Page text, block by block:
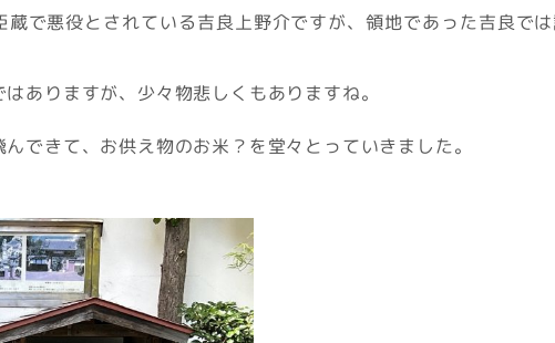
で悪役とされている吉良上野介ですが、領地であった吉良で
ありますが、少々物悲しくもありますね。
できて、お供え物のお米？を堂々とっていきました。